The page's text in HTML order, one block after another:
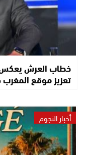
خطاب العرش يعكس
تعزيز موقع
أخبار النجوم